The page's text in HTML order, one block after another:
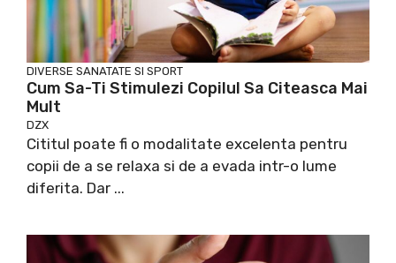
DIVERSE SANATATE SI SPORT
Cum Sa-Ti Stimulezi Copilul Sa Citeasca Mai
Mult
DZX
Cititul poate fi o modalitate excelenta pentru
copii de a se relaxa si de a evada intr-o lume
diferita. Dar ...